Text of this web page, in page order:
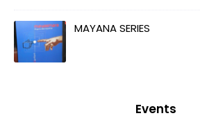
MAYANA SERIES
Events